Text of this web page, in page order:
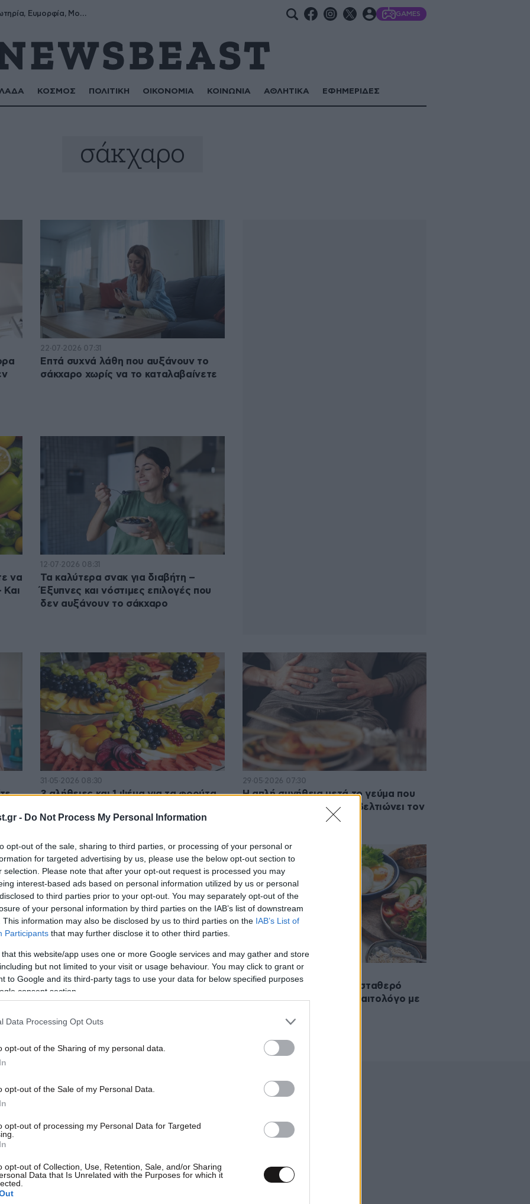
- Do Not Process My Personal Information
opt-out of the sale, sharing to third parties, or processing of your personal or
for targeted advertising by us, please use the below opt-out section to
selection. Please note that after your opt-out request is processed you may
interest-based ads based on personal information utilized by us or personal
to third parties prior to your opt-out. You may separately opt-out of the
of your personal information by third parties on the IAB’s list of downstream
This information may also be disclosed by us to third parties on the IAB’s List of
Participants that may further disclose it to other third parties.
that this website/app uses one or more Google services and may gather and store
but not limited to your visit or usage behaviour. You may click to grant or
to Google and its third-party tags to use your data for below specified purposes
consent section.
Data Processing Opt Outs
opt-out of the Sharing of my personal data.
opt-out of the Sale of my Personal Data.
opt-out of processing my Personal Data for Targeted
opt-out of Collection, Use, Retention, Sale, and/or Sharing
Data that Is Unrelated with the Purposes for which it
Σωτήρης, Σωτηρία, Ευμορφία, Μορφούλα GAMES
ΚΟΣΜΟΣ ΠΟΛΙΤΙΚΗ ΟΙΚΟΝΟΜΙΑ ΚΟΙΝΩΝΙΑ ΑΘΛΗΤΙΚΑ ΕΦΗΜΕΡΙΔΕΣ
σάκχαρο
22·07·2026 07:31
Επτά συχνά λάθη που αυξάνουν το
σάκχαρο χωρίς να το καταλαβαίνετε
να
Και
12·07·2026 08:31
Τα καλύτερα σνακ για διαβήτη –
Έξυπνες και νόστιμες επιλογές που
δεν αυξάνουν το σάκχαρο
31·05·2026 08:30
3 αλήθειες και 1 ψέμα για τα φρούτα
29·05·2026 07:30
Η απλή συνήθεια μετά το γεύμα που
μειώνει το σάκχαρο και βελτιώνει τον
17·05·2026 07:31
5 ύπουλες αιτίες που ανεβάζουν το
σάκχαρο
04·05·2026 08:30
Τι να τρώτε το πρωί για σταθερό
σάκχαρο, σύμφωνα με διαιτολόγο με